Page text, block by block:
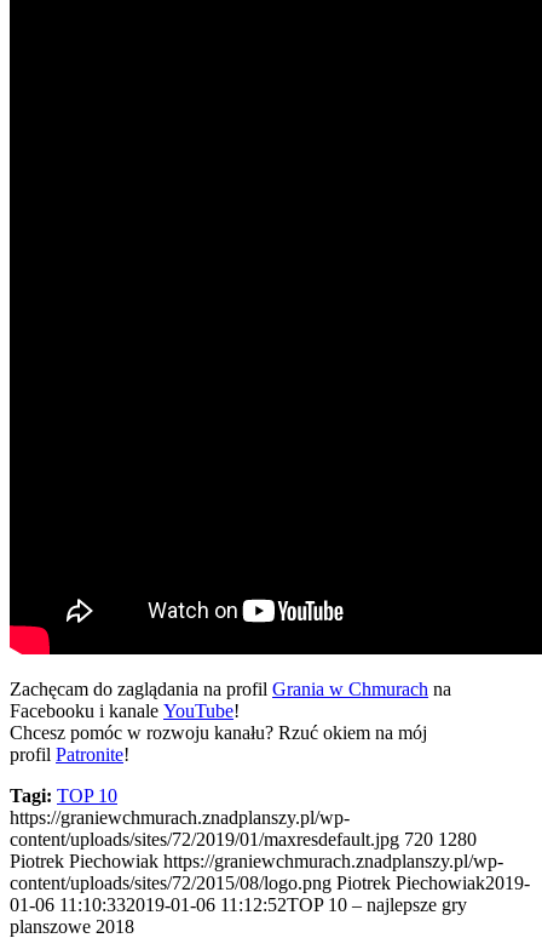
Zachęcam do zaglądania na profil Grania w Chmurach na
Facebooku i kanale YouTube!
Chcesz pomóc w rozwoju kanału? Rzuć okiem na mój
profil Patronite!
Tagi: TOP 10
https://graniewchmurach.znadplanszy.pl/wp-
content/uploads/sites/72/2019/01/maxresdefault.jpg 720 1280
Piotrek Piechowiak https://graniewchmurach.znadplanszy.pl/wp-
content/uploads/sites/72/2015/08/logo.png Piotrek Piechowiak2019-
01-06 11:10:332019-01-06 11:12:52TOP 10 – najlepsze gry
planszowe 2018